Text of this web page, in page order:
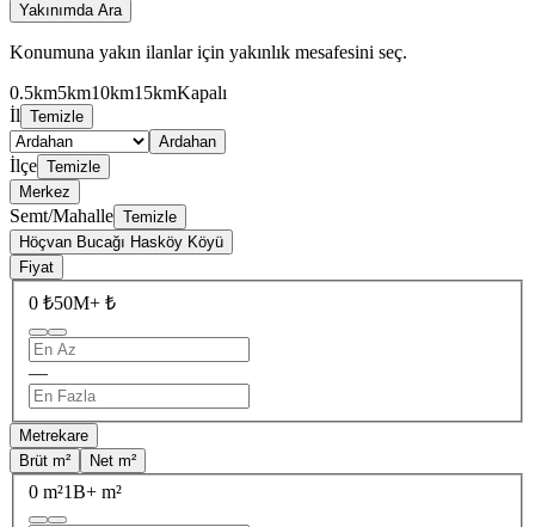
Yakınımda Ara
Konumuna yakın ilanlar için yakınlık mesafesini seç.
0.5km5km10km15kmKapalı
İl Temizle
Ardahan
İlçe Temizle
Merkez
Semt/Mahalle Temizle
Höçvan Bucağı Hasköy Köyü
Fiyat
0 ₺50M+ ₺
—
Metrekare
Brüt m²
Net m²
0 m²1B+ m²